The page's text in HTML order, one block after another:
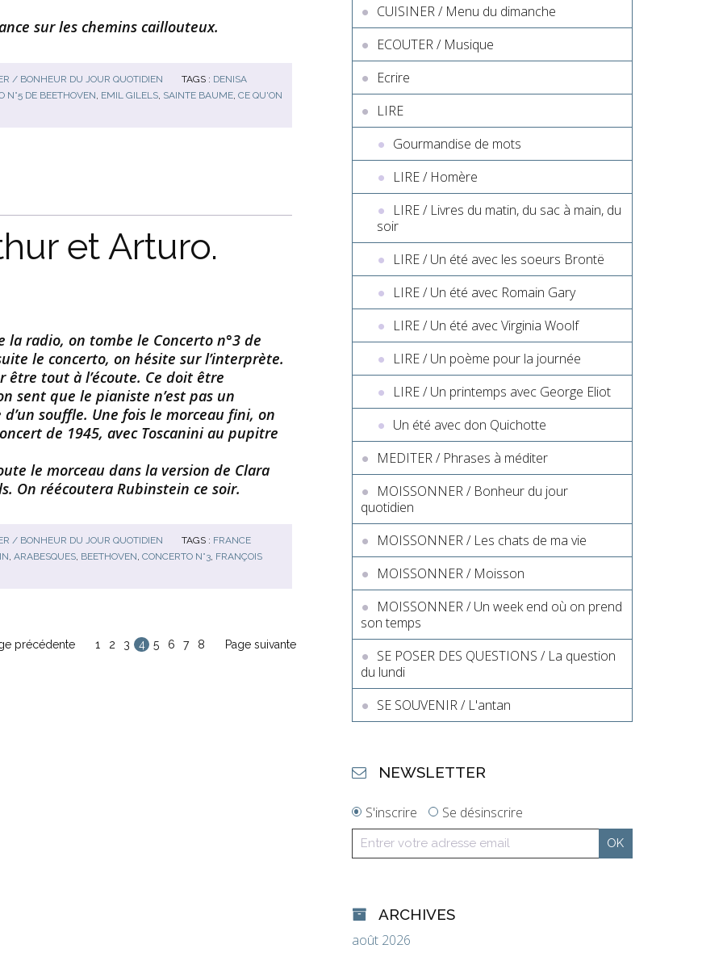
sur les chemins caillouteux.
/ BONHEUR DU JOUR QUOTIDIEN TAGS : DENISA
N°5 DE BEETHOVEN EMIL GILELS SAINTE BAUME CE QU'ON
et Arturo.
radio, on tombe le Concerto n°3 de
le concerto, on hésite sur l’interprète.
être tout à l’écoute. Ce doit être
sent que le pianiste n’est pas un
souffle. Une fois le morceau fini, on
de 1945, avec Toscanini au pupitre
le morceau dans la version de Clara
On réécoutera Rubinstein ce soir.
/ BONHEUR DU JOUR QUOTIDIEN TAGS : FRANCE
, ARABESQUES, BEETHOVEN, CONCERTO N°3, FRANÇOIS
précédente 1 2 3 4 5 6 7 8 Page suivante
CUISINER / Menu du dimanche
ECOUTER / Musique
Ecrire
LIRE
Gourmandise de mots
LIRE / Homère
LIRE / Livres du matin, du sac à main, du
soir
LIRE / Un été avec les soeurs Brontë
LIRE / Un été avec Romain Gary
LIRE / Un été avec Virginia Woolf
LIRE / Un poème pour la journée
LIRE / Un printemps avec George Eliot
Un été avec don Quichotte
MEDITER / Phrases à méditer
MOISSONNER / Bonheur du jour
quotidien
MOISSONNER / Les chats de ma vie
MOISSONNER / Moisson
MOISSONNER / Un week end où on prend
son temps
SE POSER DES QUESTIONS / La question
du lundi
SE SOUVENIR / L'antan
NEWSLETTER
S'inscrire Se désinscrire
ARCHIVES
août 2026